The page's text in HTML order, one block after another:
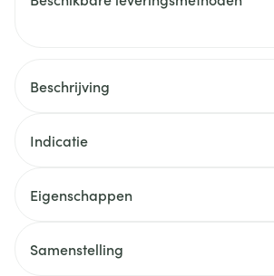
Beschrijving
Indicatie
Eigenschappen
Samenstelling